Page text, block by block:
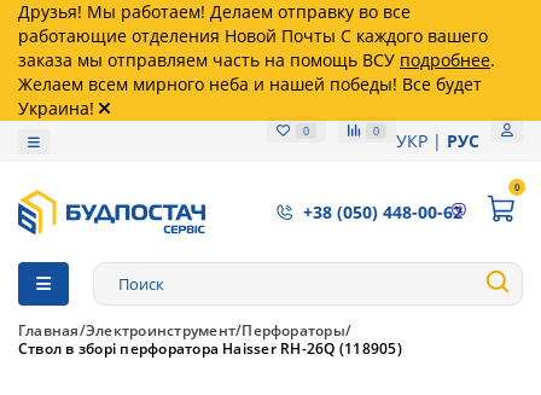
Друзья! Мы работаем! Делаем отправку во все
работающие отделения Новой Почты С каждого вашего
заказа мы отправляем часть на помощь ВСУ подробнее.
Желаем всем мирного неба и нашей победы! Все будет
Украина!
0 0 УКР РУС
+38 (050) 448-00-62
0
Главная Электроинструмент Перфораторы
Ствол в зборі перфоратора Haisser RH-26Q (118905)